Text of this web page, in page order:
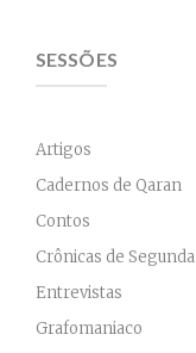
SESSÕES
Artigos
Cadernos de Qaran
Contos
Crônicas de Segunda
Entrevistas
Grafomaniaco